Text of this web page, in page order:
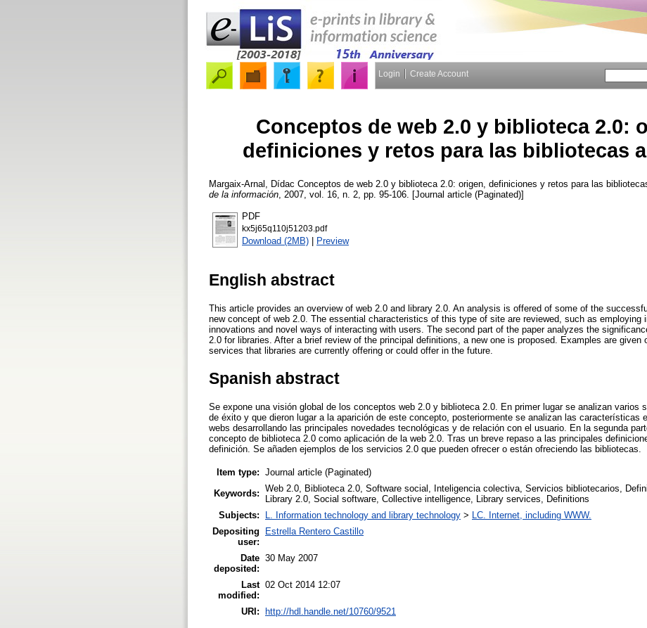
Login Create Account
Conceptos de web 2.0 y biblioteca 2.0:
definiciones y retos para las bibliotecas
Margaix-Arnal, Dídac Conceptos de web 2.0 y biblioteca 2.0: origen, definiciones y retos para las
de la información , 2007, vol. 16, n. 2, pp. 95-106. [Journal article (Paginated)]
PDF
kx5j65q110j51203.pdf
Download (2MB) | Preview
English abstract
This article provides an overview of web 2.0 and library 2.0. An analysis is offered of some of the
new concept of web 2.0. The essential characteristics of this type of site are reviewed, such as employing
innovations and novel ways of interacting with users. The second part of the paper analyzes the
2.0 for libraries. After a brief review of the principal definitions, a new one is proposed. Examples are given
services that libraries are currently offering or could offer in the future.
Spanish abstract
Se expone una visión global de los conceptos web 2.0 y biblioteca 2.0. En primer lugar se analizan varios
de éxito y que dieron lugar a la aparición de este concepto, posteriormente se analizan las características
webs desarrollando las principales novedades tecnológicas y de relación con el usuario. En la segunda
concepto de biblioteca 2.0 como aplicación de la web 2.0. Tras un breve repaso a las principales
definición. Se añaden ejemplos de los servicios 2.0 que pueden ofrecer o están ofreciendo las bibliotecas.
Item type: Journal article (Paginated)
Keywords: Web 2.0, Biblioteca 2.0, Software social, Inteligencia colectiva, Servicios bibliotecarios,
Library 2.0, Social software, Collective intelligence, Library services, Definitions
Subjects:
L. Information technology and library technology >
LC. Internet, including WWW.
Depositing
user:
Estrella Rentero Castillo
Date
deposited:
30 May 2007
Last
modified:
02 Oct 2014 12:07
URI: http://hdl.handle.net/10760/9521